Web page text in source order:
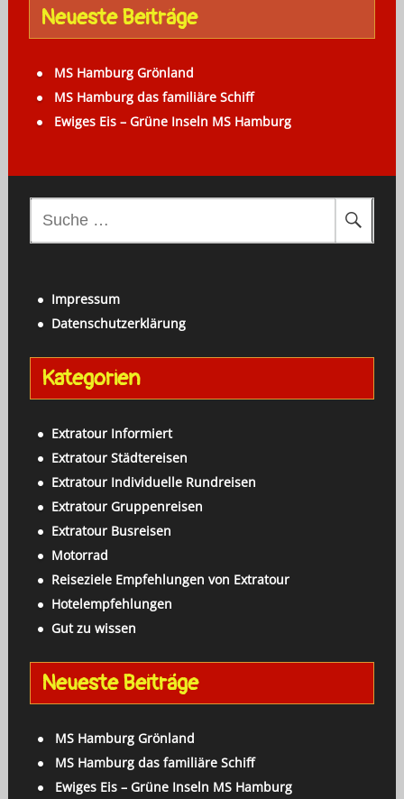
Neueste Beiträge
MS Hamburg Grönland
MS Hamburg das familiäre Schiff
Ewiges Eis – Grüne Inseln MS Hamburg
e
n
a
h
Impressum
Datenschutzerklärung
Kategorien
Extratour Informiert
Extratour Städtereisen
Extratour Individuelle Rundreisen
Extratour Gruppenreisen
Extratour Busreisen
Motorrad
Reiseziele Empfehlungen von Extratour
Hotelempfehlungen
Gut zu wissen
Neueste Beiträge
MS Hamburg Grönland
MS Hamburg das familiäre Schiff
Ewiges Eis – Grüne Inseln MS Hamburg